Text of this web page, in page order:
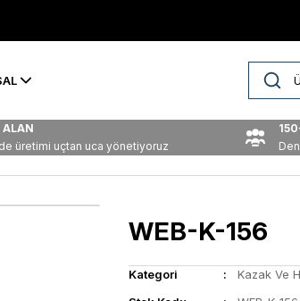
üretimi uçtan uca yönetiyoruz
WEB-K-156
Kategori
Kazak Ve